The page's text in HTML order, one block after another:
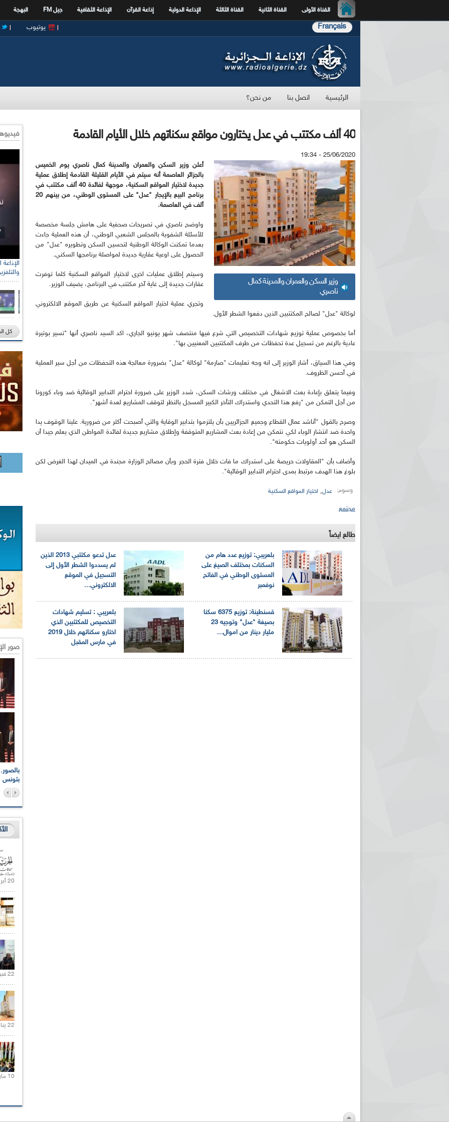
القناة الأولى القناة الثانية القناة الثالثة الإذاعة الدولية إذاعة القرآن الإذاعة الثقافية جيل FM البهجة
Français يوتيوب
الرئيسية اتصل بنا من نحن؟
40 ألف مكتتب في عدل يختارون مواقع سكناتهم خلال الأيام القادمة
25/06/2020 - 19:34
وزير السكن والعمران والمدينة كمال
ناصري
أعلن وزير السكن والعمران والمدينة كمال ناصري يوم الخميس
بالجزائر العاصمة أنه سيتم في الأيام القليلة القادمة إطلاق عملية
جديدة لاختيار المواقع السكنية، موجهة لفائدة 40 ألف مكتتب في
برنامج البيع بالإيجار "عدل" على المستوى الوطني، من بينهم 20
ألف في العاصمة.
واوضح ناصري في تصريحات صحفية على هامش جلسة مخصصة
للأسئلة الشفوية بالمجلس الشعبي الوطني، أن هذه العملية جاءت
بعدما تمكنت الوكالة الوطنية لتحسين السكن وتطويره "عدل" من
الحصول على اوعية عقارية جديدة لمواصلة برنامجها السكني.
وسيتم إطلاق عمليات اخرى لاختيار المواقع السكنية كلما توفرت
عقارات جديدة إلى غاية آخر مكتتب في البرنامج، يضيف الوزير.
وتجري عملية اختيار المواقع السكنية عن طريق الموقع الالكتروني
لوكالة "عدل" لصالح المكتتبين الذين دفعوا الشطر الأول.
أما بخصوص عملية توزيع شهادات التخصيص التي شرع فيها منتصف شهر يونيو الجاري، اكد السيد ناصري أنها "تسير بوتيرة
عادية بالرغم من تسجيل عدة تحفظات من طرف المكتتبين المعنيين بها".
وفي هذا السياق، أشار الوزير إلى انه وجه تعليمات "صارمة" لوكالة "عدل" بضرورة معالجة هذه التحفظات من أجل سير العملية
في أحسن الظروف.
وفيما يتعلق بإعادة بعث الاشغال في مختلف ورشات السكن، شدد الوزير على ضرورة احترام التدابير الوقائية ضد وباء كورونا
من أجل التمكن من "رفع هذا التحدي واستدراك التأخر الكبير المسجل بالنظر لتوقف المشاريع لعدة أشهر".
وصرح بالقول "أناشد عمال القطاع وجميع الجزائريين بأن يلتزموا بتدابير الوقاية والتي أصبحت أكثر من ضرورية. علينا الوقوف يدا
واحدة ضد انتشار الوباء لكي نتمكن من إعادة بعث المشاريع المتوقفة وإطلاق مشاريع جديدة لفائدة المواطن الذي يعلم جيدا أن
السكن هو أحد أولويات حكومته".
وأضاف بأن "المقاولات حريصة على استدراك ما فات خلال فترة الحجر وبأن مصالح الوزارة مجندة في الميدان لهذا الغرض لكن
بلوغ هذا الهدف مرتبط بمدى احترام التدابير الوقائية".
وسوم: عدل, اختيار المواقع السكنية
مجتمع
طالع ايضاً
عدل تدعو مكتتبي 2013 الذين
لم يسددوا الشطر الأول إلى
التسجيل في الموقع
الالكتروني...
بلعريبي: توزيع عدد هام من
السكنات بمختلف الصيغ على
المستوى الوطني في الفاتح
نوفمبر
بلعريبي : تسليم شهادات
التخصيص للمكتتبين الذي
اختارو سكناتهم خلال 2019
في مارس المقبل
قسنطينة: توزيع 6375 سكنا
بصيغة "عدل" وتوجيه 23
مليار دينار من اموال...
كل
صور
بتونس
20 أبريل 2021 |
22 فبراير 2021 |
22 يناير 2020 |
10 مارس 2021 |